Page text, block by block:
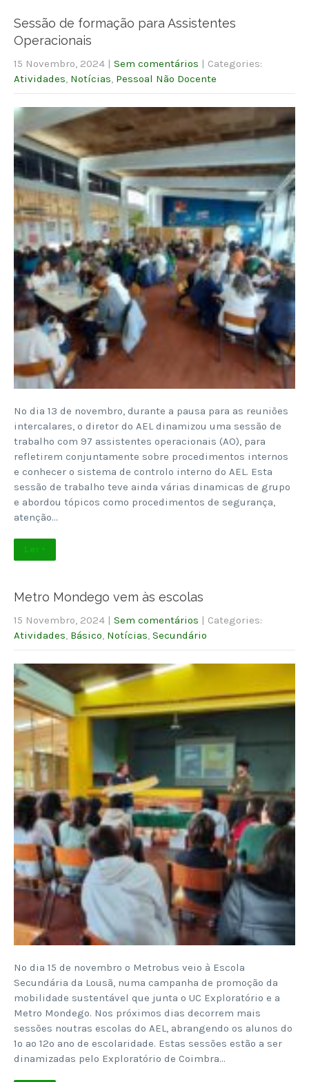
Sessão de formação para Assistentes
Operacionais
15 Novembro, 2024 | Sem comentários | Categories:
Atividades Notícias Pessoal Não Docente
No dia 13 de novembro, durante a pausa para as reuniões
intercalares, o diretor do AEL dinamizou uma sessão de
trabalho com 97 assistentes operacionais (AO), para
refletirem conjuntamente sobre procedimentos internos
e conhecer o sistema de controlo interno do AEL. Esta
sessão de trabalho teve ainda várias dinamicas de grupo
e abordou tópicos como procedimentos de segurança,
atenção…
Ler +
Metro Mondego vem às escolas
15 Novembro, 2024 | Sem comentários | Categories:
Atividades Básico Notícias Secundário
No dia 15 de novembro o Metrobus veio à Escola
Secundária da Lousã, numa campanha de promoção da
mobilidade sustentável que junta o UC Exploratório e a
Metro Mondego. Nos próximos dias decorrem mais
sessões noutras escolas do AEL, abrangendo os alunos do
1º ao 12º ano de escolaridade. Estas sessões estão a ser
dinamizadas pelo Exploratório de Coimbra…